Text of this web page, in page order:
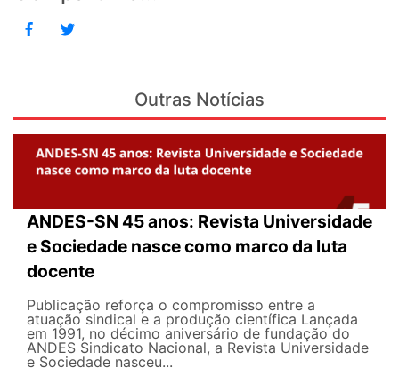
Outras Notícias
ANDES-SN 45 anos: Revista Universidade
e Sociedade nasce como marco da luta
docente
Publicação reforça o compromisso entre a
atuação sindical e a produção científica Lançada
em 1991, no décimo aniversário de fundação do
ANDES Sindicato Nacional, a Revista Universidade
e Sociedade nasceu...